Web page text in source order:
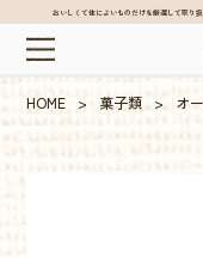
おいしくて体によいものだけを厳選して取り
HOME > 菓子類 > オ